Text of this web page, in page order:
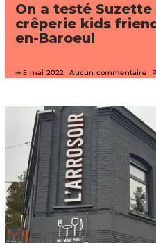
On a testé Suzette
crêperie kids
en-Baroeul
5 mai 2022 Aucun commentaire